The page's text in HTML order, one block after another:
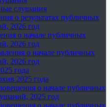
слушания
о результатах публичных
2026 год
о начале публичных
2026 год
о начале публичных
2026 год
года
2025 года
о начале публичных
2025 год
о начале публичных